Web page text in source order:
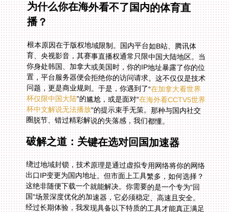
为什么你在海外看不了国内的体育直
播？
根本原因在于版权地域限制。国内平台如B站、腾讯体
育、央视影音，其赛事直播权通常只限中国大陆地区。当
你身处韩国、加拿大或美国时，你的IP地址暴露了你的位
置，平台服务器便会拒绝你的访问请求。这不仅仅是技术
问题，更是商业规则。于是，你遇到了“在加拿大看世界
杯仅限中国大陆”的尴尬，或是面对“在海外看CCTV5世界
杯中文解说无法播放”的提示束手无策。那种与国内社交
圈脱节、错过精彩解说的失落感，我们都懂。
破解之道：关键在选对回国加速器
绕过地域封锁，技术原理是通过虚拟专用网络将你的网络
出口IP变更为国内地址。但市面上工具繁多，如何选择？
这绝非随便下载一个就能解决。你需要的是一个专为“回
国”场景深度优化的加速器，它必须稳定、高速且安全。
经过长期体验，我发现具备以下特质的工具才能真正满足